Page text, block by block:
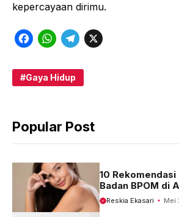
kepercayaan dirimu.
F
c
o
W
a
A
p
T
l
r
m
X
Gaya Hidup
Popular Post
10
Badan BPOM di
Harganya
Reskia Ekasari Mei